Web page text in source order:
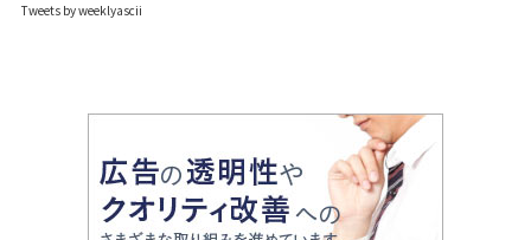
Tweets by weeklyascii